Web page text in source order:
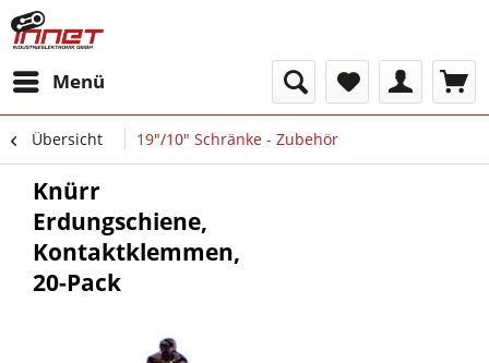
Menü
Übersicht 19"/10" Schränke - Zubehör
Knürr
Erdungschiene,
Kontaktklemmen,
20-Pack